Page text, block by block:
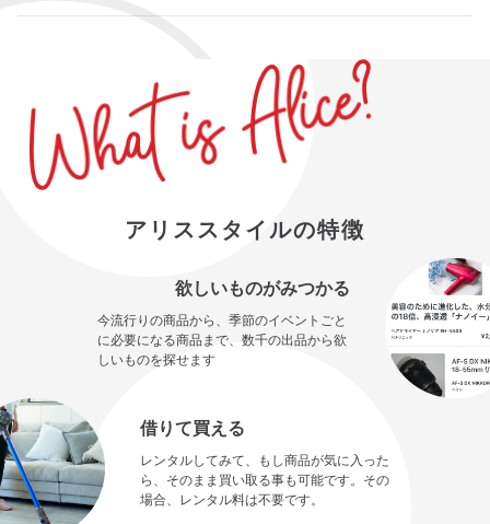
アリススタイルの特徴
欲しいものがみつかる
今流行りの商品から、季節のイベントごと
に必要になる商品まで、数千の出品から欲
しいものを探せます
借りて買える
レンタルしてみて、もし商品が気に入った
ら、そのまま買い取る事も可能です。その
場合、レンタル料は不要です。